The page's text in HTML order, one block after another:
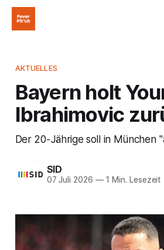
AKTUELLES
Bayern holt
Ibrahimovic
Der 20-Jährige soll in München
SID
07 Juli 2026 —1 Min. Lesezeit